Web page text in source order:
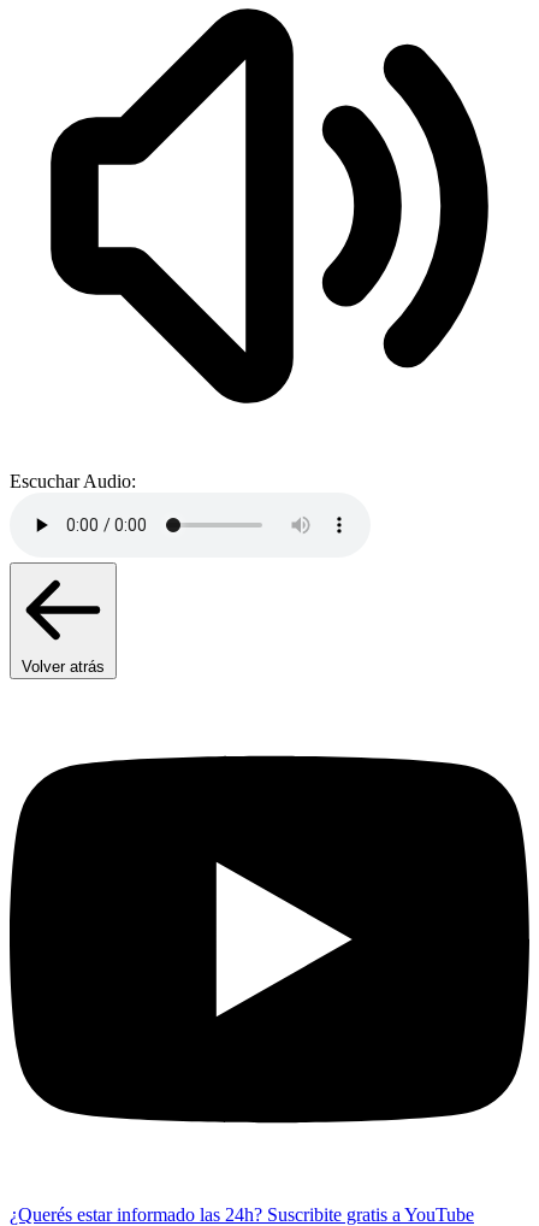
Escuchar Audio:
Volver atrás
¿Querés estar informado las 24h? Suscribite gratis a YouTube